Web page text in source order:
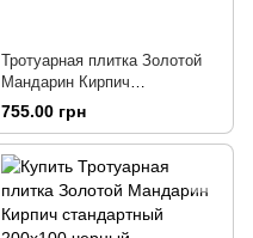
Тротуарная плитка Золотой
Мандарин Кирпич
стандартный 200х100 красный
755.00 грн